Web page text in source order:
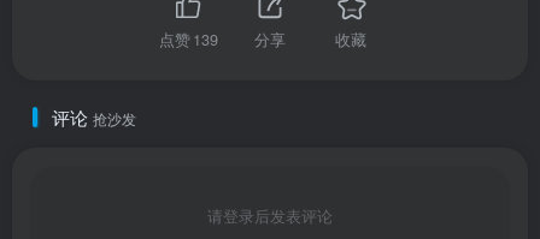
点赞139 分享 收藏
评论 抢沙发
请登录后发表评论